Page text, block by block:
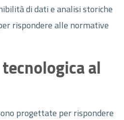
di dati e analisi storiche
rispondere alle normative
al
progettate per rispondere